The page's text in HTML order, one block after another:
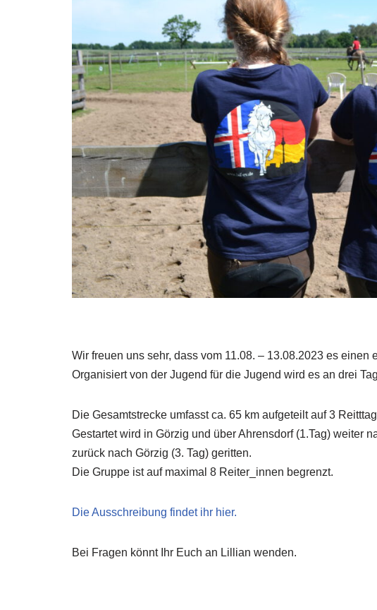
Wir freuen uns sehr, dass vom 11.08. – 13.08.2023 es
Organisiert von der Jugend für die Jugend wird es an drei
Die Gesamtstrecke umfasst ca. 65 km aufgeteilt auf 3
Gestartet wird in Görzig und über Ahrensdorf (1.Tag) weiter
zurück nach Görzig (3. Tag) geritten.
Die Gruppe ist auf maximal 8 Reiter_innen begrenzt.
Die Ausschreibung findet ihr hier.
Bei Fragen könnt Ihr Euch an Lillian wenden.